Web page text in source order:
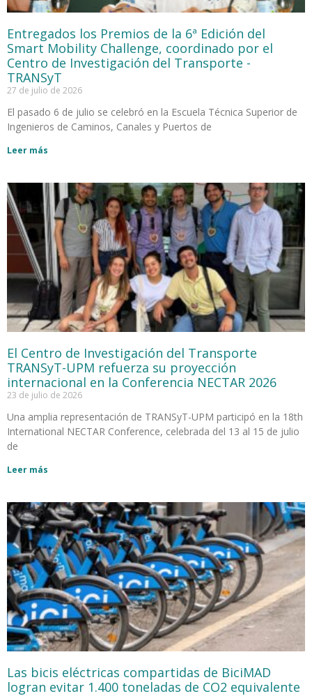
Entregados los Premios de la 6ª Edición del
Smart Mobility Challenge, coordinado por el
Centro de Investigación del Transporte -
TRANSyT
27 de julio de 2026
El pasado 6 de julio se celebró en la Escuela Técnica Superior de
Ingenieros de Caminos, Canales y Puertos de
Leer más
El Centro de Investigación del Transporte
TRANSyT-UPM refuerza su proyección
internacional en la Conferencia NECTAR 2026
23 de julio de 2026
Una amplia representación de TRANSyT-UPM participó en la 18th
International NECTAR Conference, celebrada del 13 al 15 de julio
de
Leer más
Las bicis eléctricas compartidas de BiciMAD
logran evitar 1.400 toneladas de CO2 equivalente